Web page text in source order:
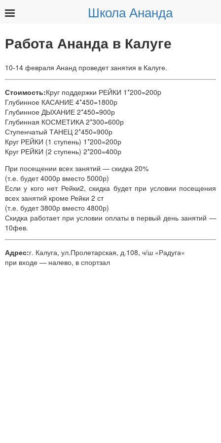
Школа Ананда
Работа Ананда в Калуге
10-14 февраля Ананд проведет занятия в Калуге.
Стоимость:Круг поддержки РЕЙКИ 1*200=200p
Глубинное КАСАНИЕ 4*450=1800р
Глубинное ДЫХАНИЕ 2*450=900р
Глубинная КОСМЕТИКА 2*300=600р
Ступенчатый ТАНЕЦ 2*450=900р
Круг РЕЙКИ (1 ступень) 1*200=200р
Круг РЕЙКИ (2 ступень) 2*200=400р
При посещении всех занятий — скидка 20%
(т.е. будет 4000р вместо 5000р)
Если у кого нет Рейки2, скидка будет при условии посещения
всех занятий кроме Рейки 2 ст
(т.е. будет 3800р вместо 4800р)
Скидка работает при условии оплаты в первый день занятий —
10фев.
Адрес:г. Калуга, ул.Пролетарская, д.108, ч/ш «Радуга»
при входе — налево, в спортзал